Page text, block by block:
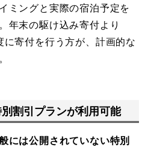
ミングと実際の宿泊予定を
年末の駆け込み寄付より
に寄付を行う方が、計画的な
割引プランが利用可能
には公開されていない特別